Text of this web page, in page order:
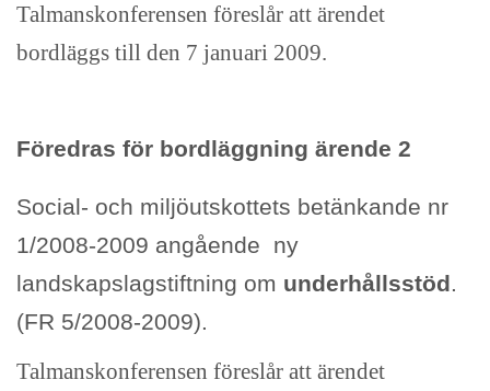
Talmanskonferensen föreslår att ärendet
bordläggs till den 7 januari 2009.
Föredras för bordläggning ärende 2
Social- och miljöutskottets betänkande nr
1/2008-2009 angående ny
landskapslagstiftning om underhållsstöd
(FR 5/2008-2009).
Talmanskonferensen föreslår att ärendet